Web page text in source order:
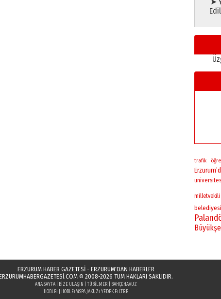
trafik
milletvekili
belediyesi
ERZURUM HABER GAZETESİ - ERZURUM'DAN HABERLER
© 2008-2026 TÜM HAKLARI SAKLIDIR.
ANA SAYFA| BIZE ULAŞIN TÜBILMER
BAHÇEHAVUZ
HOBLEI
HOBLEIMSPA JAKUZI YEDEK FILTRE